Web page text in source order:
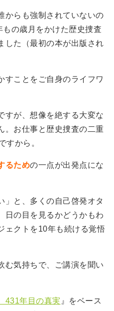
からも強制されていないの
の歳月をかけた歴史捜査
した（最初の本が出版され
すことをご自身のライフワ
すが、想像を絶する大変な
。お仕事と歴史捜査の二重
すから。
るための一点が出発点にな
」と、多くの自己啓発オタ
日の目を見るかどうかもわ
ェクトを10年も続ける覚悟
む気持ちで、ご講演を聞い
年目の真実 』をベース